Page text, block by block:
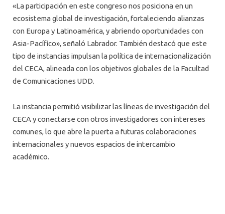
«La participación en este congreso nos posiciona en un
ecosistema global de investigación, fortaleciendo alianzas
con Europa y Latinoamérica, y abriendo oportunidades con
Asia-Pacífico», señaló Labrador. También destacó que este
tipo de instancias impulsan la política de internacionalización
del CECA, alineada con los objetivos globales de la Facultad
de Comunicaciones UDD.
La instancia permitió visibilizar las líneas de investigación del
CECA y conectarse con otros investigadores con intereses
comunes, lo que abre la puerta a futuras colaboraciones
internacionales y nuevos espacios de intercambio
académico.